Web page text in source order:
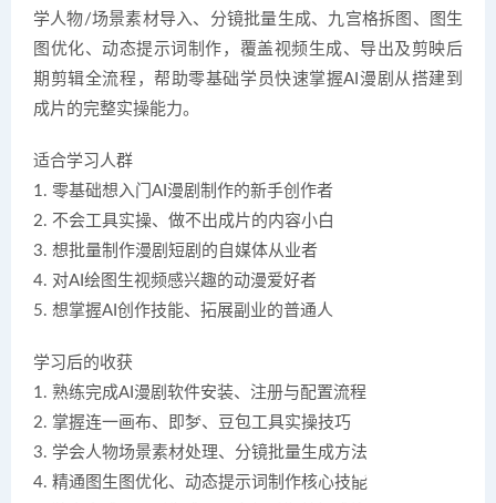
学人物/场景素材导入、分镜批量生成、九宫格拆图、图生
图优化、动态提示词制作，覆盖视频生成、导出及剪映后
期剪辑全流程，帮助零基础学员快速掌握AI漫剧从搭建到
成片的完整实操能力。
适合学习人群
1. 零基础想入门AI漫剧制作的新手创作者
2. 不会工具实操、做不出成片的内容小白
3. 想批量制作漫剧短剧的自媒体从业者
4. 对AI绘图生视频感兴趣的动漫爱好者
5. 想掌握AI创作技能、拓展副业的普通人
学习后的收获
1. 熟练完成AI漫剧软件安装、注册与配置流程
2. 掌握连一画布、即梦、豆包工具实操技巧
3. 学会人物场景素材处理、分镜批量生成方法
4. 精通图生图优化、动态提示词制作核心技能